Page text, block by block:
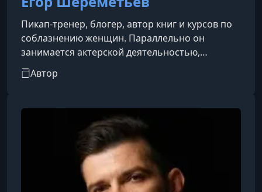
Пикап-тренер, блогер, автор книг и курсов по
соблазнению женщин. Параллельно он
занимается актерской деятельностью,
снимаясь в эпизодических ролях в кино и
сериалах.
Автор